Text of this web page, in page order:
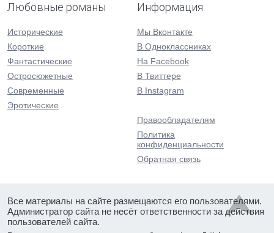
Любовные романы
Исторические
Короткие
Фантастические
Остросюжетные
Современные
Эротические
Информация
Мы Вконтакте
В Одноклассниках
На Facebook
В Твиттере
В Instagram
Правообладателям
Политика
конфиденциальности
Обратная связь
Все материалы на сайте размещаются его пользователями.
Администратор сайта не несёт ответственности за действия
пользователей сайта.